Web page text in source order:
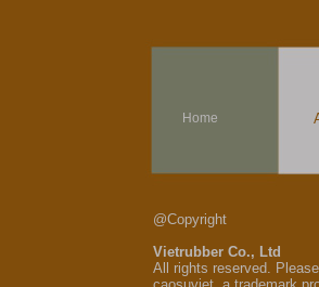
Home
@Copyright
Vietrubber Co., Ltd
All rights reserved.